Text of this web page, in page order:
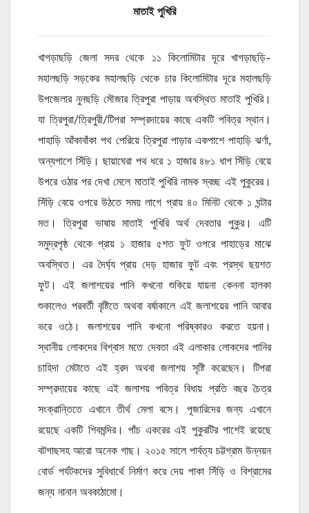
মাতাই পুখিরি
খাগড়াছড়ি জেলা সদর থেকে ১১ কিলোমিটার দূরে খাগড়াছড়ি-
মহালছড়ি সড়কের মহালছড়ি থেকে চার কিলোমিটার দূরে মহালছড়ি
উপজেলার নুনছড়ি মৌজার ত্রিপুরা পাড়ায় অবস্থিত মাতাই পুখিরি।
যা ত্রিপুরা/ত্রিপুরী/টিপরা সম্প্রদায়ের কাছে একটি পবিত্র স্থান।
পাহাড়ি আঁকাবাঁকা পথ পেরিয়ে ত্রিপুরা পাড়ার একপাশে পাহাড়ি ঝর্ণা,
অন্যপাশে সিঁড়ি। ছায়াঘেরা পথ ধরে ১ হাজার ৪৮১ ধাপ সিঁড়ি বেয়ে
উপরে ওঠার পর দেখা মেলে মাতাই পুখিরি নামক স্বচ্ছ এই পুকুরের।
সিঁড়ি বেয়ে ওপরে উঠতে সময় লাগে প্রায় ৪০ মিনিট থেকে ১ ঘন্টার
মত। ত্রিপুরা ভাষায় মাতাই পুখিরি অর্থ দেবতার পুকুর। এটি
সমুদ্রপৃষ্ঠ থেকে প্রায় ১ হাজার ৫শত ফুট ওপরে পাহাড়ের মাঝে
অবস্থিত। এর দৈর্ঘ্য প্রায় দেড় হাজার ফুট এবং প্রস্থ ছয়শত
ফুট। এই জলাশয়ের পানি কখনো শুকিয়ে যায়না কেননা হালকা
শুকালেও পরবর্তী বৃষ্টিতে অথবা বর্ষাকালে এই জলাশয়ের পানি আবার
ভরে ওঠে। জলাশয়ের পানি কখনো পরিষ্কারও করতে হয়না।
স্থানীয় লোকদের বিশ্বাস মতে দেবতা এই এলাকার লোকদের পানির
চাহিদা মেটাতে এই হ্রদ অথবা জলাশয় সৃষ্টি করেছেন। টিপরা
সম্প্রদায়ের কাছে এই জলাশয় পবিত্র বিধায় প্রতি বছর চৈত্র
সংক্রান্তিতে এখানে তীর্থ মেলা বসে। পূজারিদের জন্য এখানে
রয়েছে একটি শিবমন্দির। পাঁচ একরের এই পুকুরটির পাশেই রয়েছে
বটগাছসহ আরো অনেক গাছ। ২০১৫ সালে পার্বত্য চট্টগ্রাম উন্নয়ন
বোর্ড পর্যটকদের সুবিধার্থে নির্মাণ করে দেয় পাকা সিঁড়ি ও বিশ্রামের
জন্য নানান অবকাঠামো।